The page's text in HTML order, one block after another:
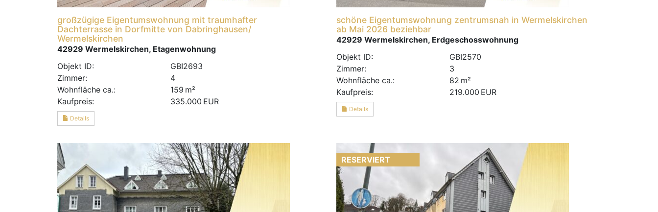
großzügige Eigentumswohnung mit traumhafter
Dachterrasse in Dorfmitte von Dabringhausen/
Wermelskirchen
42929 Wermelskirchen, Etagenwohnung
Objekt ID:
GBI2693
Zimmer:
4
Wohnfläche ca.:
159 m²
Kaufpreis:
335.000 EUR
Details
schöne Eigentumswohnung zentrumsnah in Wermelskirchen
ab Mai 2026 beziehbar
42929 Wermelskirchen, Erdgeschosswohnung
Objekt ID:
GBI2570
Zimmer:
3
Wohnfläche ca.:
82 m²
Kaufpreis:
219.000 EUR
Details
RESERVIERT